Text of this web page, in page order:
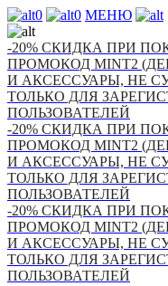
0 0 МЕНЮ
-20% СКИДКА ПРИ
ПРОМОКОД MINT2
И АКСЕССУАРЫ, НЕ
ТОЛЬКО ДЛЯ
ПОЛЬЗОВАТЕЛЕЙ
-20% СКИДКА ПРИ
ПРОМОКОД MINT2
И АКСЕССУАРЫ, НЕ
ТОЛЬКО ДЛЯ
ПОЛЬЗОВАТЕЛЕЙ
-20% СКИДКА ПРИ
ПРОМОКОД MINT2
И АКСЕССУАРЫ, НЕ
ТОЛЬКО ДЛЯ
ПОЛЬЗОВАТЕЛЕЙ